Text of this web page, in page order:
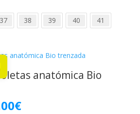
precio
actual
67,00€.
37 38 39 40 41
anatómica Bio
€El